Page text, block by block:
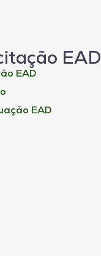
EAD
EAD
EAD